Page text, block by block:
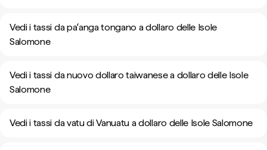
Vedi i tassi da paʻanga tongano a dollaro delle Isole
Salomone
Vedi i tassi da nuovo dollaro taiwanese a dollaro delle Isole
Salomone
Vedi i tassi da vatu di Vanuatu a dollaro delle Isole Salomone